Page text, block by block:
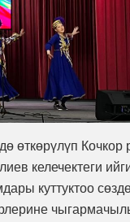
өткөрүлүп Кочкор
келечектеги
куттуктоо